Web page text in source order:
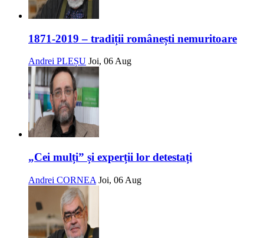
1871-2019 – tradiții românești nemuritoare
Andrei PLEȘU Joi, 06 Aug
„Cei mulți” și experții lor detestați
Andrei CORNEA Joi, 06 Aug